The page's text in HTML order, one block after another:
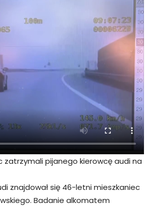
zatrzymali pijanego kierowcę audi na
znajdował się 46-letni mieszkaniec
Badanie alkomatem